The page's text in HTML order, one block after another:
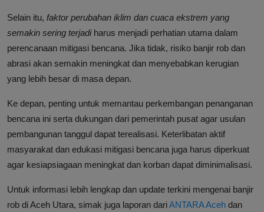
Selain itu, faktor perubahan iklim dan cuaca ekstrem yang
semakin sering terjadiharus menjadi perhatian utama dalam
perencanaan mitigasi bencana. Jika tidak, risiko banjir rob dan
abrasi akan semakin meningkat dan menyebabkan kerugian
yang lebih besar di masa depan.
Ke depan, penting untuk memantau perkembangan penanganan
bencana ini serta dukungan dari pemerintah pusat agar usulan
pembangunan tanggul dapat terealisasi. Keterlibatan aktif
masyarakat dan edukasi mitigasi bencana juga harus diperkuat
agar kesiapsiagaan meningkat dan korban dapat diminimalisasi.
Untuk informasi lebih lengkap dan update terkini mengenai banjir
rob di Aceh Utara, simak juga laporan dariANTARA Aceh dan